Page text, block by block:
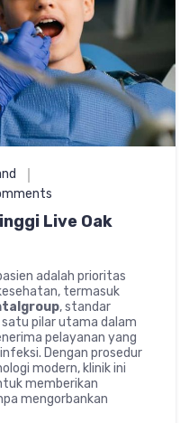
Live Oak
adalah prioritas
termasuk
, standar
pilar utama dalam
pelayanan yang
Dengan prosedur
modern, klinik ini
memberikan
mengorbankan